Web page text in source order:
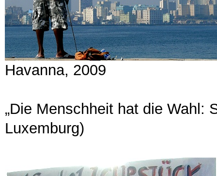
Havanna, 2009
„Die Menschheit hat die Wahl:
Luxemburg)